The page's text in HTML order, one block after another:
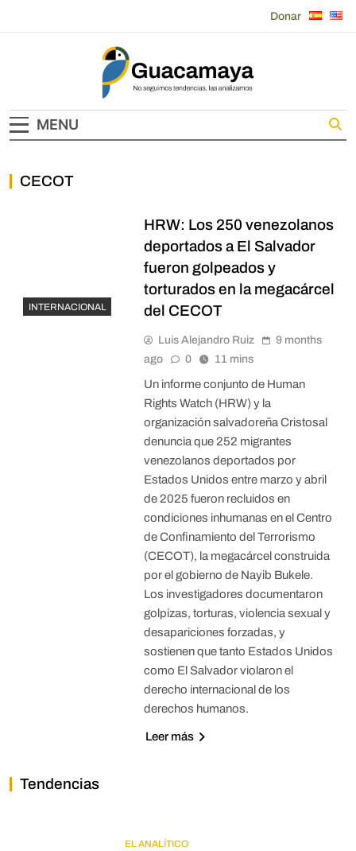
Donar
Guacamaya
MENU
CECOT
INTERNACIONAL
HRW: Los 250 venezolanos
deportados a El Salvador
fueron golpeados y
torturados en la megacárcel
del CECOT
Luis Alejandro Ruiz
9 months
ago
0 11 mins
Un informe conjunto de Human
Rights Watch (HRW) y la
organización salvadoreña Cristosal
denuncia que 252 migrantes
venezolanos deportados por
Estados Unidos entre marzo y abril
de 2025 fueron recluidos en
condiciones inhumanas en el Centro
de Confinamiento del Terrorismo
(CECOT), la megacárcel construida
por el gobierno de Nayib Bukele.
Los investigadores documentaron
golpizas, torturas, violencia sexual y
desapariciones forzadas, y
sostienen que tanto Estados Unidos
como El Salvador violaron el
derecho internacional de los
derechos humanos.
Leer más
Tendencias
EL ANALÍTICO